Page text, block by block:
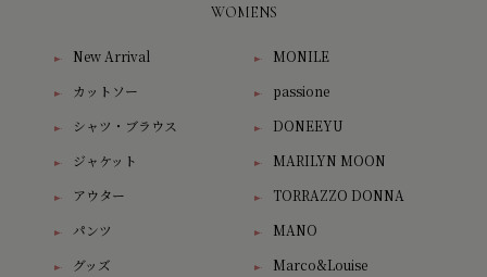
WOMENS
New Arrival
カットソー
シャツ・ブラウス
ジャケット
アウター
パンツ
グッズ
MONILE
passione
DONEEYU
MARILYN MOON
TORRAZZO DONNA
MANO
Marco&Louise